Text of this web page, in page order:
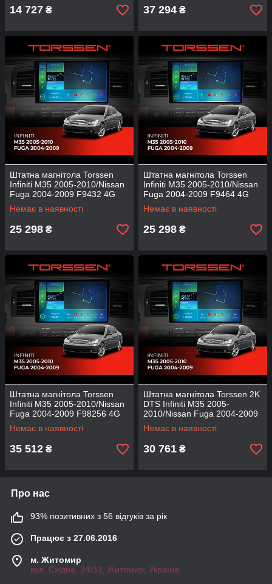
14 727 ₴ 37 294 ₴
Штатна магнітола Torssen
Infiniti M35 2005-2010/Nissan
Fuga 2004-2009 F9432 4G
Carplay DSP
Немає в наявності
25 298 ₴
Штатна магнітола Torssen
Infiniti M35 2005-2010/Nissan
Fuga 2004-2009 F9464 4G
Carplay DSP
Немає в наявності
25 298 ₴
Штатна магнітола Torssen
Infiniti M35 2005-2010/Nissan
Fuga 2004-2009 F98256 4G
Carplay DSP
Немає в наявності
35 512 ₴
Штатна магнітола Torssen 2K
DTS Infiniti M35 2005-
2010/Nissan Fuga 2004-2009
F9432 4G Carplay DSP
Немає в наявності
30 761 ₴
Про нас
93% позитивних з 56 відгуків за рік
Працює з 27.06.2016
м. Житомир
вул. Східна, 34/33, Житомир, Україна